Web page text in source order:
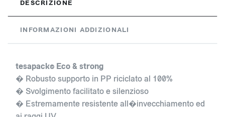
DESCRIZIONE
INFORMAZIONI ADDIZIONALI
tesapack© Eco & strong
� Robusto supporto in PP riciclato al 100%
� Svolgimento facilitato e silenzioso
� Estremamente resistente all�invecchiamento ed